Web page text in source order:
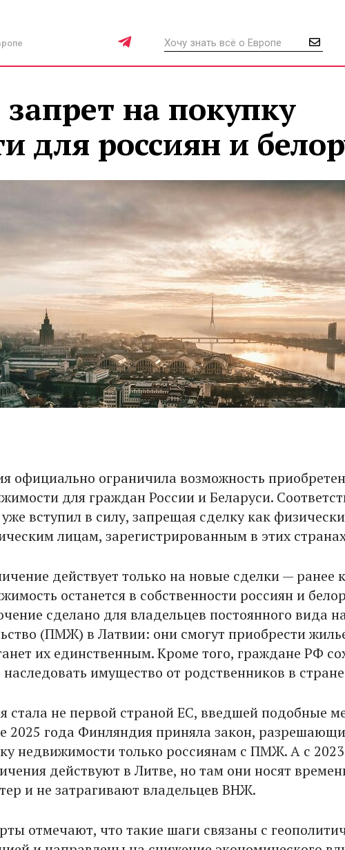
на покупку
для россиян и
официально ограничила возможность
для граждан России и Беларуси.
вступил в силу, запрещая сделку как
лицам, зарегистрированным в этих
действует только на новые сделки — ранее
останется в собственности россиян и
сделано для владельцев постоянного вида
(ПМЖ) в Латвии: они смогут приобрести
их единственным. Кроме того, граждане РФ
имущество от родственников в
стала не первой страной ЕС, введшей подобные
2025 года Финляндия приняла закон,
недвижимости только россиянам с ПМЖ. А с
действуют в Литве, но там они носят
и не затрагивают владельцев ВНЖ.
отмечают, что такие шаги связаны с